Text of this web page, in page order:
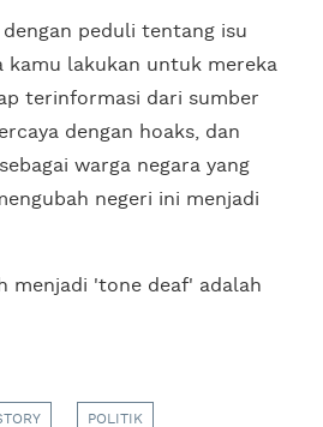
peduli tentang isu
kamu lakukan untuk mereka
terinformasi dari sumber
dengan hoaks, dan
warga negara yang
negeri ini menjadi
menjadi 'tone deaf' adalah
POLITIK